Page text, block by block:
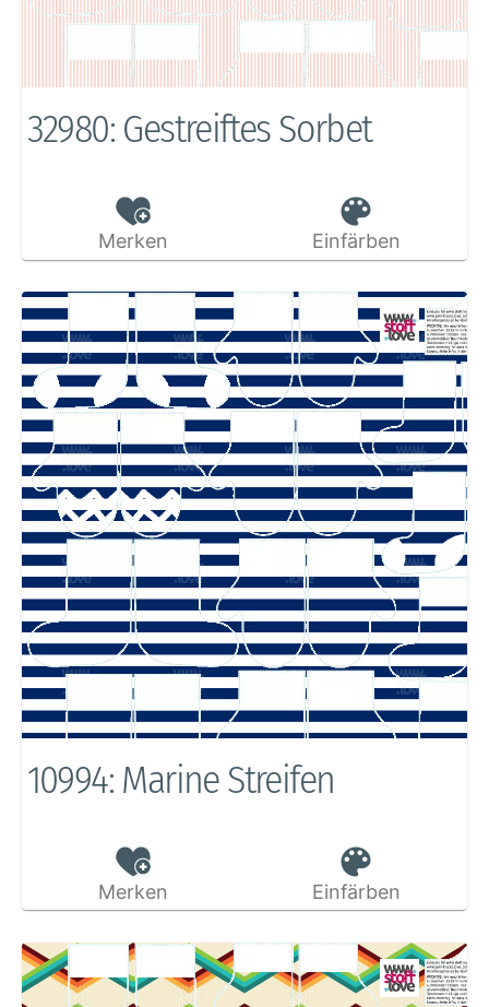
32980: Gestreiftes Sorbet
Merken Einfärben
10994: Marine Streifen
Merken Einfärben